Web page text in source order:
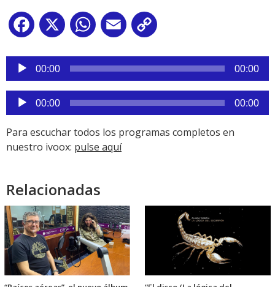
Facebook
X WhatsApp
Email
Reproductor
audio
00:00 00:00
Reproductor
de
audio
00:00 00:00
Para escuchar todos los programas completos en
nuestro ivoox: pulse aquí
Relacionadas